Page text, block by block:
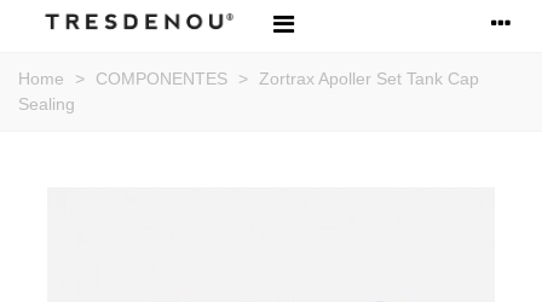
Home > COMPONENTES >
Zortrax Apoller Set Tank Cap
Sealing